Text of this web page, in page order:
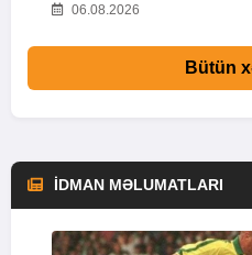
06.08.2026
Bütün
İDMAN MƏLUMATLARI